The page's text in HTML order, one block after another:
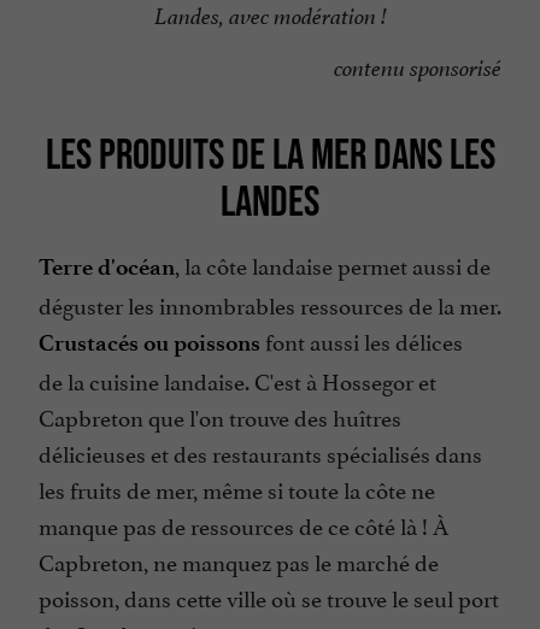
Landes, avec modération !
contenu sponsorisé
LES PRODUITS DE LA MER DANS LES
LANDES
Terre d'océan, la côte landaise permet aussi de
déguster les innombrables ressources de la mer.
Crustacés ou poissons font aussi les délices
de la cuisine landaise. C'est à Hossegor et
Capbreton que l'on trouve des huîtres
délicieuses et des restaurants spécialisés dans
les fruits de mer, même si toute la côte ne
manque pas de ressources de ce côté là ! À
Capbreton, ne manquez pas le marché de
poisson, dans cette ville où se trouve le seul port